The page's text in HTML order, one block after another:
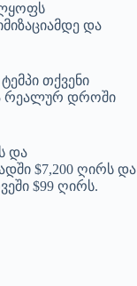
და
თქვენი
რეალურ დროში
და
$7,200 ღირს და
$99 ღირს.